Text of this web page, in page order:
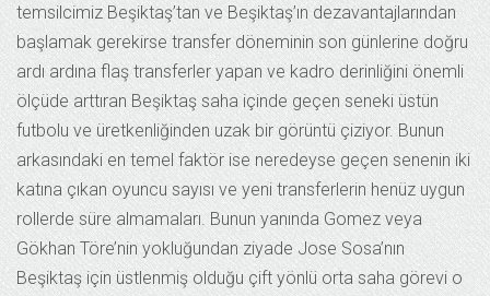
temsilcimiz Beşiktaş’tan ve Beşiktaş’ın dezavantajlarından
başlamak gerekirse transfer döneminin son günlerine doğru
ardı ardına flaş transferler yapan ve kadro derinliğini önemli
ölçüde arttıran Beşiktaş saha içinde geçen seneki üstün
futbolu ve üretkenliğinden uzak bir görüntü çiziyor. Bunun
arkasındaki en temel faktör ise neredeyse geçen senenin iki
katına çıkan oyuncu sayısı ve yeni transferlerin henüz uygun
rollerde süre almamaları. Bunun yanında Gomez veya
Gökhan Töre’nin yokluğundan ziyade Jose Sosa’nın
Beşiktaş için üstlenmiş olduğu çift yönlü orta saha görevi o